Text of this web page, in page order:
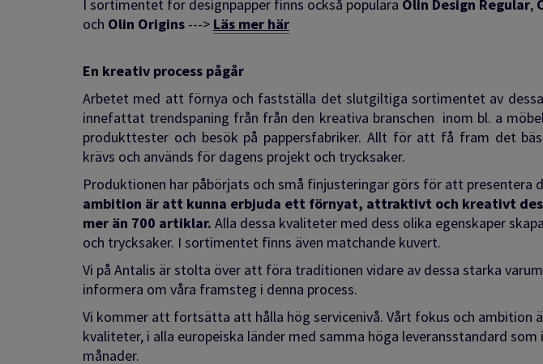
I sortimentet för designpapper finns också populära Olin Design Regular,
och Olin Origins ---> Läs mer här
En kreativ process pågår
Arbetet med att förnya och fastställa det slutgiltiga sortimentet av
innefattat trendspaning från från den kreativa branschen inom bl. a
produkttester och besök på pappersfabriker. Allt för att få fram det
krävs och används för dagens projekt och trycksaker.
Produktionen har påbörjats och små finjusteringar görs för att
ambition är att kunna erbjuda ett förnyat, attraktivt och kreativt
mer än 700 artiklar. Alla dessa kvaliteter med dess olika egenskaper
och trycksaker. I sortimentet finns även matchande kuvert.
Vi på Antalis är stolta över att föra traditionen vidare av dessa starka
informera om våra framsteg i denna process.
Vi kommer att fortsätta att hålla hög servicenivå. Vårt fokus och ambition
kvaliteter, i alla europeiska länder med samma höga leveransstandard
månader.